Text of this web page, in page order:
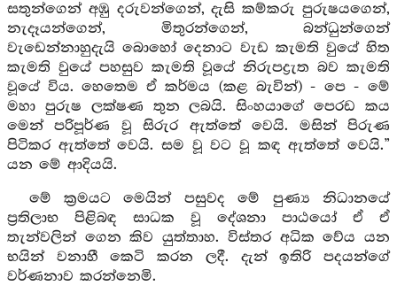
සතුන්ගෙන් අඹු දරුවන්ගෙන්, දැසි කම්කරු පුරුෂයගෙන්,
නැදෑයන්ගෙන්, මිතුරන්ගෙන්, බන්ධුන්ගෙන්
වැඩෙන්නාහුදැයි බොහෝ දෙනාට වැඩ කැමති වුයේ හිත
කැමති වුයේ පහසුව කැමති වූයේ නිරුපද්‍රැත බව කැමති
වූයේ විය. හෙතෙම ඒ කර්මය (කළ බැවින්) - පෙ - මේ
මහා පුරුෂ ලක්ෂණ තුන ලබයි. සිංහයාගේ පෙරඩ කය
මෙන් පරිපූර්ණ වූ සිරුර ඇත්තේ වෙයි. මසින් පිරුණ
පිටිකර ඇත්තේ වෙයි. සම වූ වට වූ කඳ ඇත්තේ වෙයි.”
යන මේ ආදියයි.
මේ ක්‍රමයට මෙයින් පසුවද මේ පුණ්‍ය නිධානයේ
ප්‍රතිලාභ පිළිබඳ සාධක වූ දේශනා පාඨයෝ ඒ ඒ
තැන්වලින් ගෙන කිව යුත්තාහ. විස්තර අධික වේය යන
භයින් වනාහී කෙටි කරන ලදී. දැන් ඉතිරි පදයන්ගේ
වර්ණනාව කරන්නෙමි.